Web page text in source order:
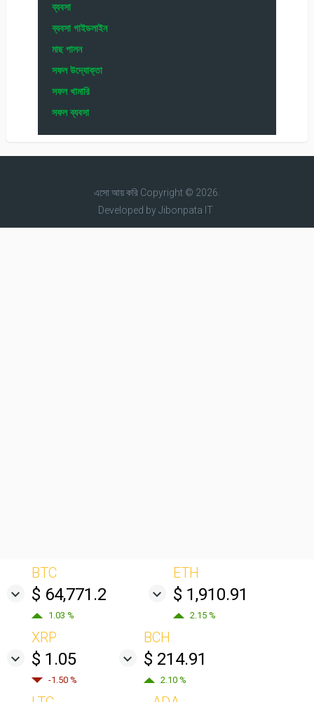
ব্যবসা
ব্যবসা গাইডলাইন
মাছ পালন
সফল উদ্যোক্তা
সফল খামারি
সফল ব্যবসা
এসো আয় করিCopyright © 2026.
Developed byJibonpata IT
BTC
$ 64,771.2
1.03 %
ETH
$ 1,910.91
2.15 %
XRP
$ 1.05
-1.50 %
BCH
$ 214.91
2.10 %